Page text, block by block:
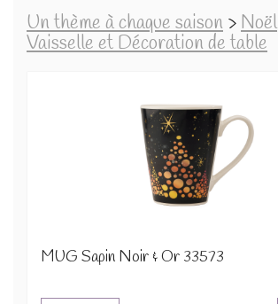
Un thème à chaque saison > Noël
Vaisselle et Décoration de table
MUG Sapin Noir & Or 33573